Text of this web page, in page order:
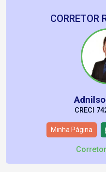
CORRETOR
CRECI
Minha Página